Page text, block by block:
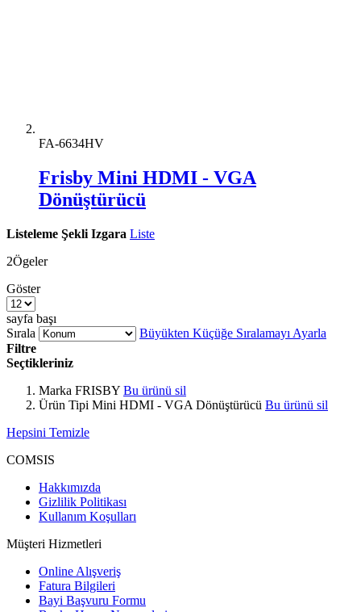
FA-6634HV
Frisby Mini HDMI - VGA
Dönüştürücü
Listeleme Şekli Izgara Liste
2Ögeler
Göster
sayfa başı
Sırala
Büyükten Küçüğe Sıralamayı Ayarla
Filtre
Seçtikleriniz
Marka FRISBY Bu ürünü sil
Ürün Tipi Mini HDMI - VGA Dönüştürücü Bu ürünü sil
Hepsini Temizle
COMSIS
Hakkımızda
Gizlilik Politikası
Kullanım Koşulları
Müşteri Hizmetleri
Online Alışveriş
Fatura Bilgileri
Bayi Başvuru Formu